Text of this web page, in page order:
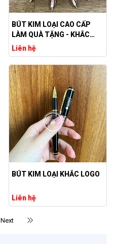
BÚT KIM LOẠI CAO CẤP
LÀM QUÀ TẶNG - KHẮC
CHỮ THEO YÊU CẦU
Liên hệ
BÚT KIM LOẠI KHẮC LOGO
Liên hệ
Next